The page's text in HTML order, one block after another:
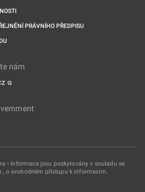
PRÁVNÍHO PŘEDPISU
nám
⧉
• Informace jsou poskytovány v souladu se
o svobodném přístupu k informacím.